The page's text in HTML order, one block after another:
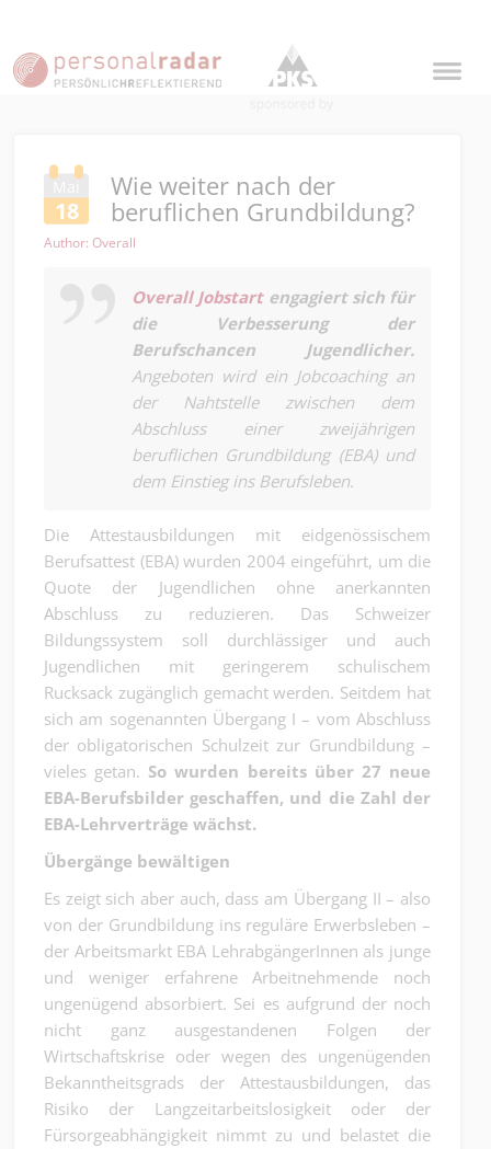
Mai
18
Wie weiter nach der
beruflichen Grundbildung?
Author: Overall
Overall Jobstartengagiert sich für
die Verbesserung der
Berufschancen Jugendlicher.
Angeboten wird ein Jobcoaching an
der Nahtstelle zwischen dem
Abschluss einer zweijährigen
beruflichen Grundbildung (EBA) und
dem Einstieg ins Berufsleben.
Die Attestausbildungen mit eidgenössischem
Berufsattest (EBA) wurden 2004 eingeführt, um die
Quote der Jugendlichen ohne anerkannten
Abschluss zu reduzieren. Das Schweizer
Bildungssystem soll durchlässiger und auch
Jugendlichen mit geringerem schulischem
Rucksack zugänglich gemacht werden. Seitdem hat
sich am sogenannten Übergang I – vom Abschluss
der obligatorischen Schulzeit zur Grundbildung –
vieles getan. So wurden bereits über 27 neue
EBA-Berufsbilder geschaffen, und die Zahl der
EBA-Lehrverträge wächst.
Übergänge bewältigen
Es zeigt sich aber auch, dass am Übergang II – also
von der Grundbildung ins reguläre Erwerbsleben –
der Arbeitsmarkt EBA LehrabgängerInnen als junge
und weniger erfahrene Arbeitnehmende noch
ungenügend absorbiert. Sei es aufgrund der noch
nicht ganz ausgestandenen Folgen der
Wirtschaftskrise oder wegen des ungenügenden
Bekanntheitsgrads der Attestausbildungen, das
Risiko der Langzeitarbeitslosigkeit oder der
Fürsorgeabhängigkeit nimmt zu und belastet die